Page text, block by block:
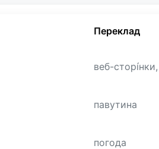
Переклад
веб-
павутина
погода